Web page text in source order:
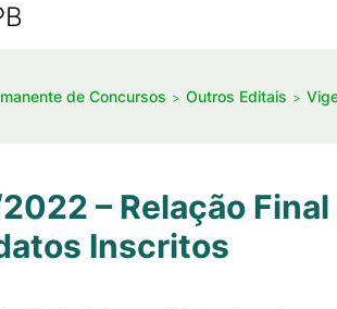
de Concursos Outros Editais
– Relação Final
Inscritos